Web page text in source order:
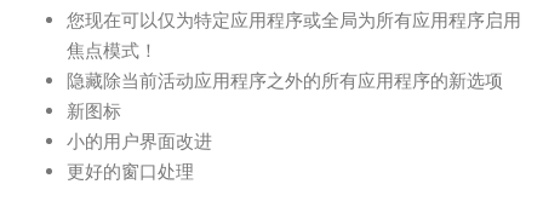
您现在可以仅为特定应用程序或全局为所有应用程序启用
焦点模式！
隐藏除当前活动应用程序之外的所有应用程序的新选项
新图标
小的用户界面改进
更好的窗口处理